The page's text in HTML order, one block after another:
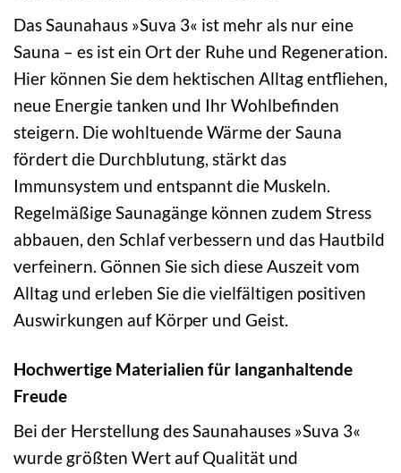
Das Saunahaus »Suva 3« ist mehr als nur eine
Sauna – es ist ein Ort der Ruhe und Regeneration.
Hier können Sie dem hektischen Alltag entfliehen,
neue Energie tanken und Ihr Wohlbefinden
steigern. Die wohltuende Wärme der Sauna
fördert die Durchblutung, stärkt das
Immunsystem und entspannt die Muskeln.
Regelmäßige Saunagänge können zudem Stress
abbauen, den Schlaf verbessern und das Hautbild
verfeinern. Gönnen Sie sich diese Auszeit vom
Alltag und erleben Sie die vielfältigen positiven
Auswirkungen auf Körper und Geist.
Hochwertige Materialien für langanhaltende
Freude
Bei der Herstellung des Saunahauses »Suva 3«
wurde größten Wert auf Qualität und